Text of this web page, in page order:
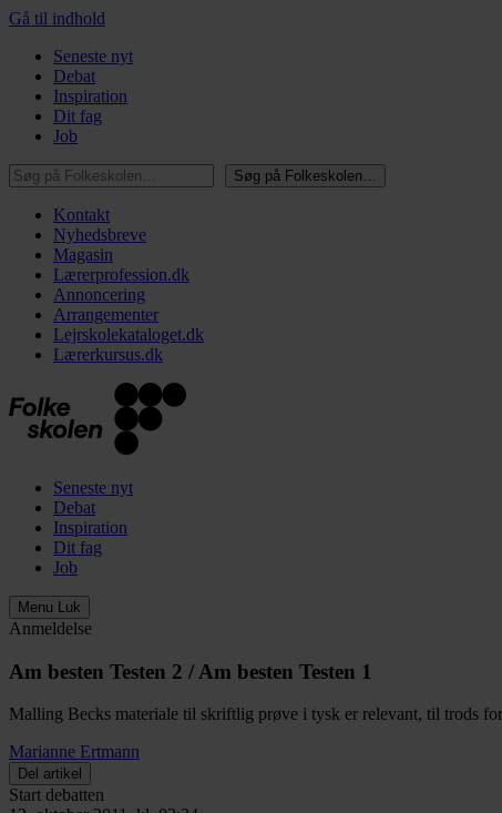
Gå til indhold
Seneste nyt
Debat
Inspiration
Dit fag
Job
Søg på Folkeskolen…
Søg på Folkeskolen…
Kontakt
Nyhedsbreve
Magasin
Lærerprofession.dk
Annoncering
Arrangementer
Lejrskolekataloget.dk
Lærerkursus.dk
Seneste nyt
Debat
Inspiration
Dit fag
Job
Menu Luk
Anmeldelse
Am besten Testen 2 / Am besten Testen 1
Malling Becks materiale til skriftlig prøve i tysk er relevant, til trods
Marianne Ertmann
Del artikel
Start debatten